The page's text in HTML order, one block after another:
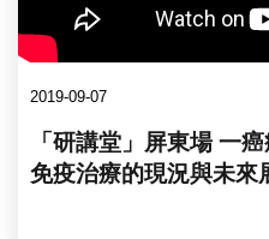
2019-09-07
「研講堂」屏東場 一
免疫治療的現況與未來